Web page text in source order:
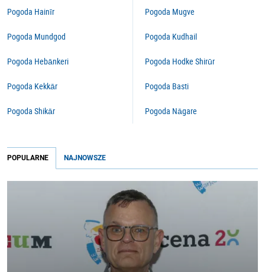
Pogoda Hainīr
Pogoda Mundgod
Pogoda Hebānkeri
Pogoda Kekkār
Pogoda Shikār
Pogoda Mugve
Pogoda Kudhail
Pogoda Hodke Shirūr
Pogoda Basti
Pogoda Nāgare
POPULARNE NAJNOWSZE